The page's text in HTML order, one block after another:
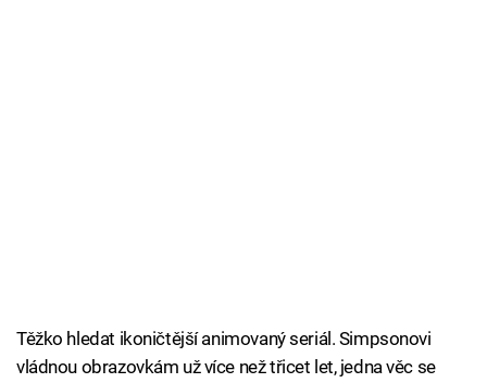
Těžko hledat ikoničtější animovaný seriál. Simpsonovi
vládnou obrazovkám už více než třicet let, jedna věc se